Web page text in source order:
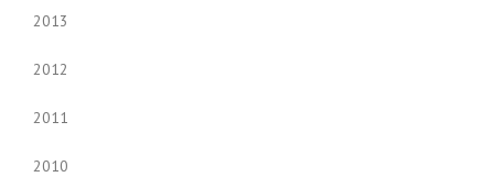
2013
2012
2011
2010